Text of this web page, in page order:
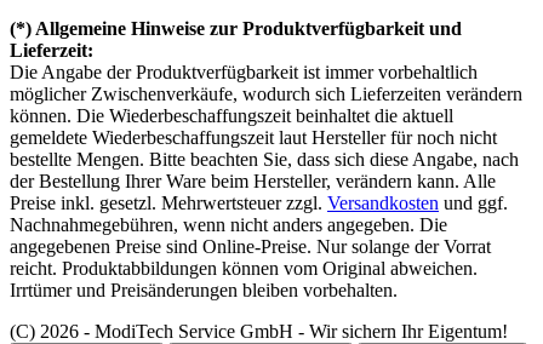
(*) Allgemeine Hinweise zur Produktverfügbarkeit und
Lieferzeit:
Die Angabe der Produktverfügbarkeit ist immer vorbehaltlich
möglicher Zwischenverkäufe, wodurch sich Lieferzeiten verändern
können. Die Wiederbeschaffungszeit beinhaltet die aktuell
gemeldete Wiederbeschaffungszeit laut Hersteller für noch nicht
bestellte Mengen. Bitte beachten Sie, dass sich diese Angabe, nach
der Bestellung Ihrer Ware beim Hersteller, verändern kann. Alle
Preise inkl. gesetzl. Mehrwertsteuer zzgl. Versandkosten und ggf.
Nachnahmegebühren, wenn nicht anders angegeben. Die
angegebenen Preise sind Online-Preise. Nur solange der Vorrat
reicht. Produktabbildungen können vom Original abweichen.
Irrtümer und Preisänderungen bleiben vorbehalten.
(C) 2026 - ModiTech Service GmbH - Wir sichern Ihr Eigentum!